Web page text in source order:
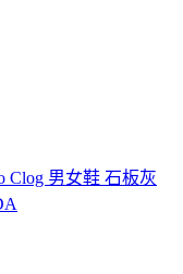
Clog 男女鞋 石板灰